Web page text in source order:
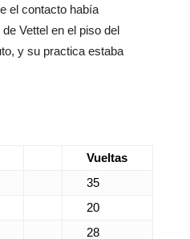
el contacto había
Vettel en el piso del
y su practica estaba
Vueltas
35
20
28